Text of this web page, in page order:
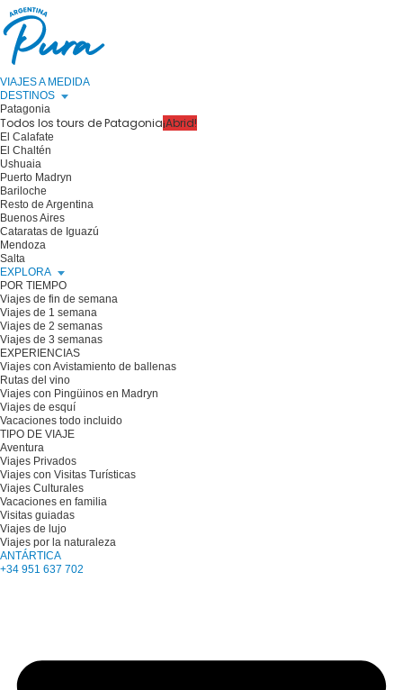
VIAJES A MEDIDA
DESTINOS
Patagonia
Todos los tours de Patagonia¡Abrid!
El Calafate
El Chaltén
Ushuaia
Puerto Madryn
Bariloche
Resto de Argentina
Buenos Aires
Cataratas de Iguazú
Mendoza
Salta
EXPLORA
POR TIEMPO
Viajes de fin de semana
Viajes de 1 semana
Viajes de 2 semanas
Viajes de 3 semanas
EXPERIENCIAS
Viajes con Avistamiento de ballenas
Rutas del vino
Viajes con Pingüinos en Madryn
Viajes de esquí
Vacaciones todo incluido
TIPO DE VIAJE
Aventura
Viajes Privados
Viajes con Visitas Turísticas
Viajes Culturales
Vacaciones en familia
Visitas guiadas
Viajes de lujo
Viajes por la naturaleza
ANTÁRTICA
+34 951 637 702